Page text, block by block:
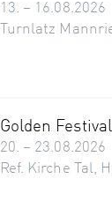
13. – 16.08.2026
Turnlatz
Golden Festival
20. – 23.08.2026
Ref. Kirche Tal,